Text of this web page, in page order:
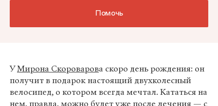
Помочь
УМирона Скороварова скоро день рождения: он
получит в подарок настоящий двухколесный
велосипед, о котором всегда мечтал. Кататься на